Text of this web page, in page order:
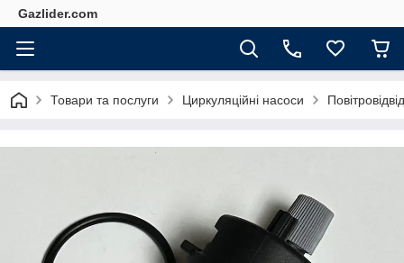
Gazlider.com
Товари та послуги Циркуляційні насоси